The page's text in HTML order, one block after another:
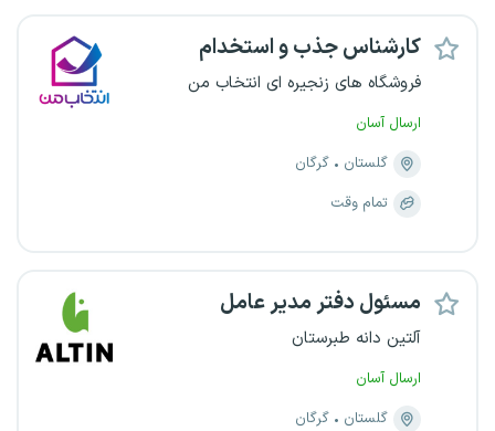
کارشناس جذب و استخدام
فروشگاه های زنجیره ای انتخاب من
ارسال آسان
گلستان
گرگان
تمام وقت
مسئول دفتر مدیر عامل
آلتین دانه طبرستان
ارسال آسان
گلستان
گرگان